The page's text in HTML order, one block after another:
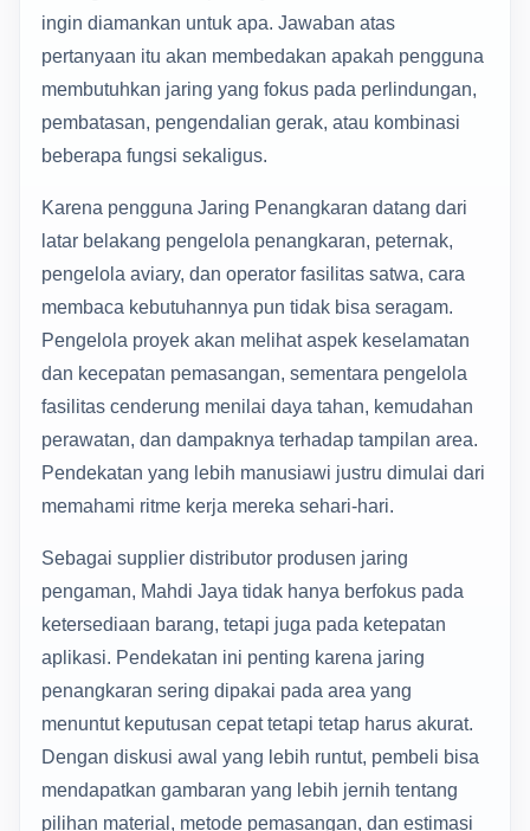
ingin diamankan untuk apa. Jawaban atas
pertanyaan itu akan membedakan apakah pengguna
membutuhkan jaring yang fokus pada perlindungan,
pembatasan, pengendalian gerak, atau kombinasi
beberapa fungsi sekaligus.
Karena pengguna Jaring Penangkaran datang dari
latar belakang pengelola penangkaran, peternak,
pengelola aviary, dan operator fasilitas satwa, cara
membaca kebutuhannya pun tidak bisa seragam.
Pengelola proyek akan melihat aspek keselamatan
dan kecepatan pemasangan, sementara pengelola
fasilitas cenderung menilai daya tahan, kemudahan
perawatan, dan dampaknya terhadap tampilan area.
Pendekatan yang lebih manusiawi justru dimulai dari
memahami ritme kerja mereka sehari-hari.
Sebagai supplier distributor produsen jaring
pengaman, Mahdi Jaya tidak hanya berfokus pada
ketersediaan barang, tetapi juga pada ketepatan
aplikasi. Pendekatan ini penting karena jaring
penangkaran sering dipakai pada area yang
menuntut keputusan cepat tetapi tetap harus akurat.
Dengan diskusi awal yang lebih runtut, pembeli bisa
mendapatkan gambaran yang lebih jernih tentang
pilihan material, metode pemasangan, dan estimasi